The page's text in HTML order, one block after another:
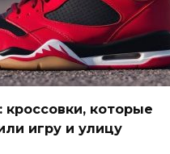
кроссовки, которые
игру и улицу